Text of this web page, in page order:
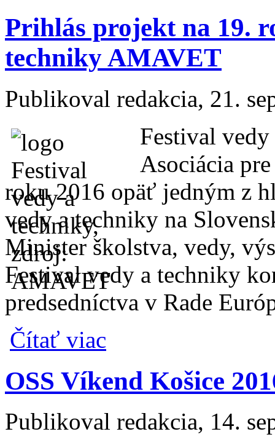
Prihlás projekt na 19.
techniky AMAVET
Publikoval redakcia, 21.
Festival
Asociácia
roku 2016 opäť jedným z
vedy a techniky na
Minister školstva, vedy,
Festival vedy a techniky
predsedníctva v Rade
Čítať viac
OSS Víkend Košice
Publikoval redakcia, 14.